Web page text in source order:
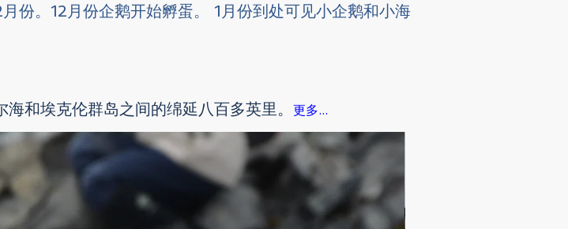
份。12月份企鹅开始孵蛋。 1月份到处可见小企鹅和小海
和埃克伦群岛之间的绵延八百多英里。 更多...